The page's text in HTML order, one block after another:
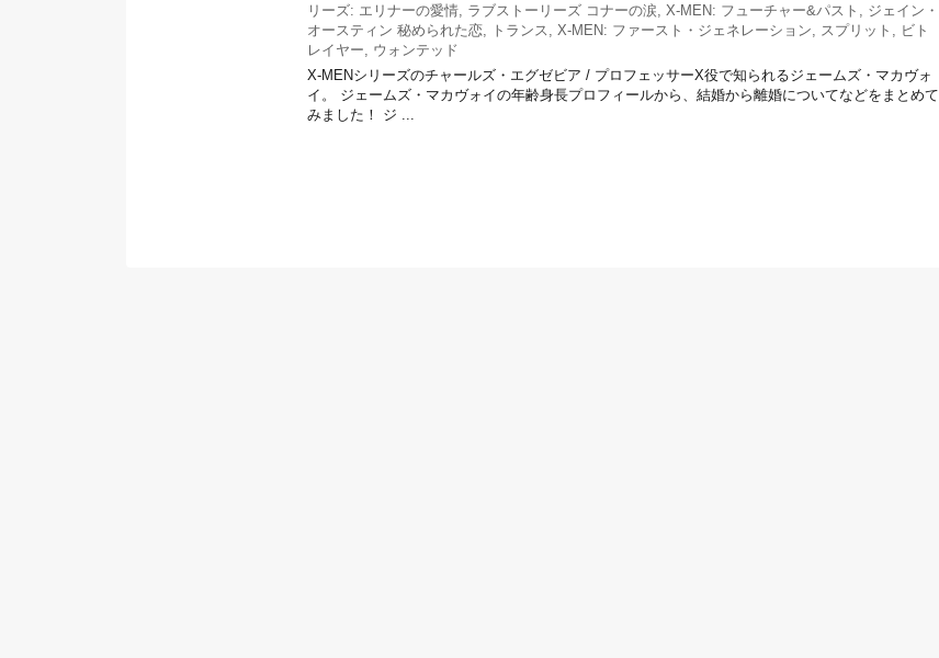
リーズ: エリナーの愛情, ラブストーリーズ コナーの涙, X-MEN: フューチャー&パスト , ジェイン・
オースティン 秘められた恋, トランス, X-MEN: ファースト・ジェネレーション, スプリット , ビト
レイヤー, ウォンテッド
X-MENシリーズのチャールズ・エグゼビア / プロフェッサーX役で知られるジェームズ・マカヴォ
イ。 ジェームズ・マカヴォイの年齢身長プロフィールから、結婚から離婚についてなどをまとめて
みました！ ジ ...